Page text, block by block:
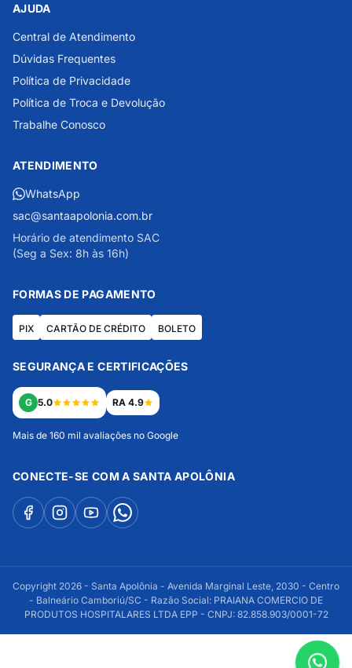
AJUDA
Central de Atendimento
Dúvidas Frequentes
Política de Privacidade
Política de Troca e Devolução
Trabalhe Conosco
ATENDIMENTO
WhatsApp
sac@santaapolonia.com.br
Horário de atendimento SAC
(Seg a Sex: 8h às 16h)
FORMAS DE PAGAMENTO
PIX CARTÃO DE CRÉDITO BOLETO
SEGURANÇA E CERTIFICAÇÕES
G 5.0 RA 4.9
Mais de 160 mil avaliações no Google
CONECTE-SE COM A SANTA APOLÔNIA
Copyright 2026 - Santa Apolônia - Avenida Marginal Leste, 2030 - Centro
- Balneário Camboriú/SC - Razão Social: PRAIANA COMERCIO DE
PRODUTOS HOSPITALARES LTDA EPP - CNPJ: 82.858.903/0001-72